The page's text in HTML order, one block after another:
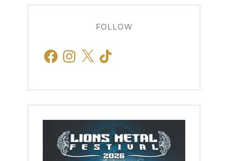
FOLLOW
FacebookInstagram
X TikTok